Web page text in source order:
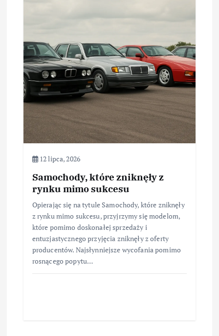
12 lipca, 2026
Samochody, które zniknęły z
rynku mimo sukcesu
Opierając się na tytule Samochody, które zniknęły
z rynku mimo sukcesu, przyjrzymy się modelom,
które pomimo doskonałej sprzedaży i
entuzjastycznego przyjęcia zniknęły z oferty
producentów. Najsłynniejsze wycofania pomimo
rosnącego popytu…